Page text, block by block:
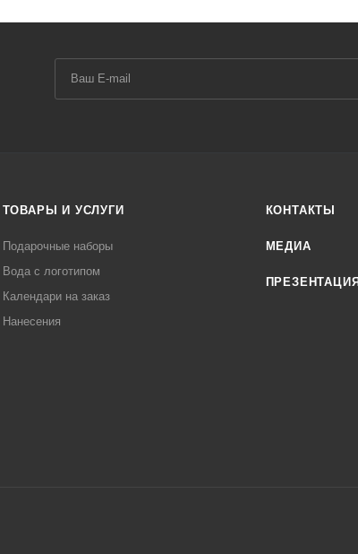
ТОВАРЫ И УСЛУГИ
Подарочные наборы
Вода с логотипом
Календари на заказ
Нанесения
КОНТАКТЫ
МЕДИА
ПРЕЗЕНТАЦИЯ